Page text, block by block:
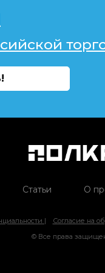
© Все права
Согласие на
|
О
Статьи